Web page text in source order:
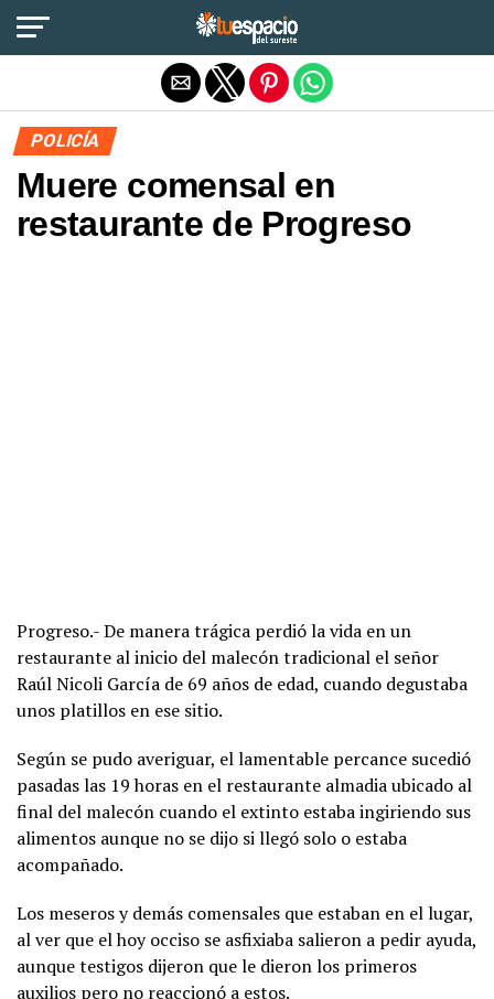
POLICÍA
Muere comensal en
restaurante de Progreso
Progreso.- De manera trágica perdió la vida en un
restaurante al inicio del malecón tradicional el señor
Raúl Nicoli García de 69 años de edad, cuando degustaba
unos platillos en ese sitio.
Según se pudo averiguar, el lamentable percance sucedió
pasadas las 19 horas en el restaurante almadia ubicado al
final del malecón cuando el extinto estaba ingiriendo sus
alimentos aunque no se dijo si llegó solo o estaba
acompañado.
Los meseros y demás comensales que estaban en el lugar,
al ver que el hoy occiso se asfixiaba salieron a pedir ayuda,
aunque testigos dijeron que le dieron los primeros
auxilios pero no reaccionó a estos.
Salir de la versión móvil